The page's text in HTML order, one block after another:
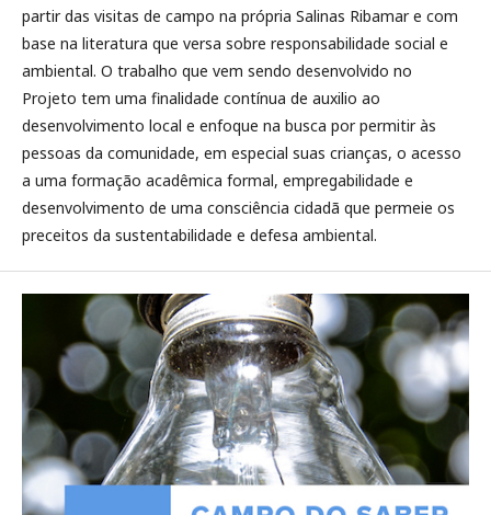
partir das visitas de campo na própria Salinas Ribamar e com
base na literatura que versa sobre responsabilidade social e
ambiental. O trabalho que vem sendo desenvolvido no
Projeto tem uma finalidade contínua de auxilio ao
desenvolvimento local e enfoque na busca por permitir às
pessoas da comunidade, em especial suas crianças, o acesso
a uma formação acadêmica formal, empregabilidade e
desenvolvimento de uma consciência cidadã que permeie os
preceitos da sustentabilidade e defesa ambiental.